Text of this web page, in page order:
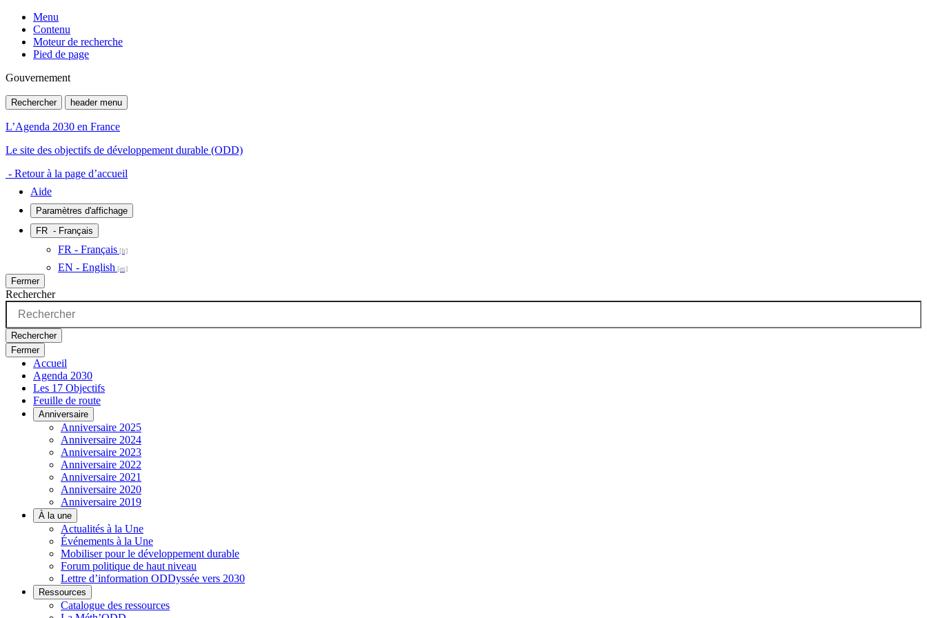
Menu
Contenu
Moteur de recherche
Pied de page
Gouvernement
Rechercher header menu
L’Agenda 2030 en France
Le site des objectifs de développement durable (ODD)
- Retour à la page d’accueil
Aide
Paramètres d'affichage
FR - Français
FR - Français
EN - English
Fermer
Rechercher
Rechercher
Fermer
Accueil
Agenda 2030
Les 17 Objectifs
Feuille de route
Anniversaire
Anniversaire 2025
Anniversaire 2024
Anniversaire 2023
Anniversaire 2022
Anniversaire 2021
Anniversaire 2020
Anniversaire 2019
À la une
Actualités à la Une
Événements à la Une
Mobiliser pour le développement durable
Forum politique de haut niveau
Lettre d’information ODDyssée vers 2030
Ressources
Catalogue des ressources